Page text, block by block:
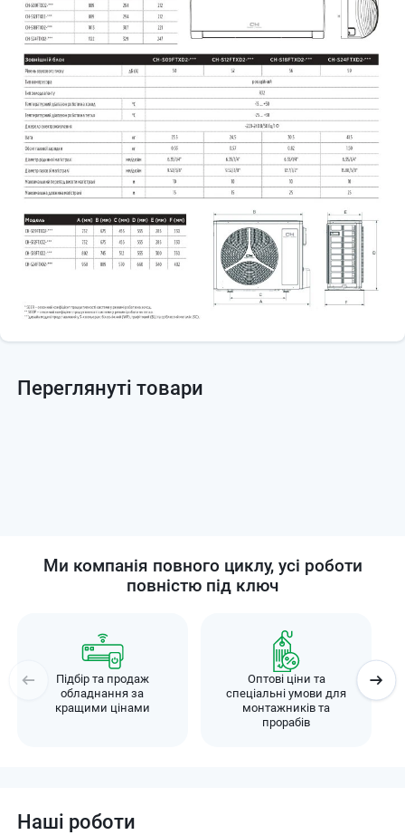
Переглянуті товари
Ми компанія повного циклу, усі роботи
повністю під ключ
Підбір та продаж
обладнання за
кращими цінами
Оптові ціни та
спеціальні умови для
монтажників та
прорабів
Наші роботи